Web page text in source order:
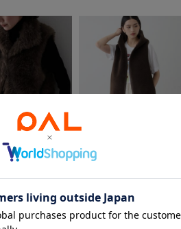
約
】フェイク
予約
Whim Gazette
＜WEB限定カラーあり＞
ドロングジレ
¥30,800